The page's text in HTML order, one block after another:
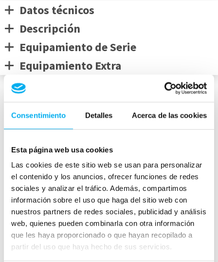
Consentimiento Detalles Acerca de las cookies
Esta página web usa cookies
Las cookies de este sitio web se usan para personalizar
el contenido y los anuncios, ofrecer funciones de redes
sociales y analizar el tráfico. Además, compartimos
información sobre el uso que haga del sitio web con
nuestros partners de redes sociales, publicidad y análisis
web, quienes pueden combinarla con otra información
que les haya proporcionado o que hayan recopilado a
partir del uso que haya hecho de sus servicios.
Datos técnicos
Descripción
Equipamiento de Serie
Equipamiento Extra
Medidas del vehículo
1457
mm
4939mm 1886mm
Peso: 1720
kg
Maletero: 530L
Otros clientes que ya compraron en Dimovil te